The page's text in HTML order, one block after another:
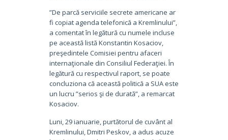
”De parcă serviciile secrete americane ar
fi copiat agenda telefonică a Kremlinului”,
a comentat în legătură cu numele incluse
pe această listă Konstantin Kosaciov,
preşedintele Comisiei pentru afaceri
internaţionale din Consiliul Federaţiei. În
legătură cu respectivul raport, se poate
concluziona că această politică a SUA este
un lucru ”serios şi de durată”, a remarcat
Kosaciov.
Luni, 29 ianuarie, purtătorul de cuvânt al
Kremlinului, Dmitri Peskov, a adus acuze